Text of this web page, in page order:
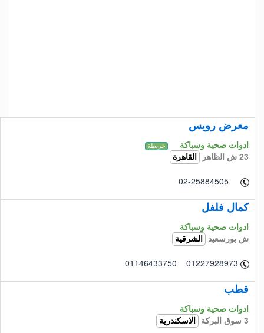
معرض رويس
ادوات صحية وسباكة خريطة
23 ش الظاهر القاهرة
02-25884505
كمال فلفل
ادوات صحية وسباكة
ش بورسعيد
الشرقية
01146433750 01227928973
قطب
ادوات صحية وسباكة
3 سوق البركة
الاسكندرية